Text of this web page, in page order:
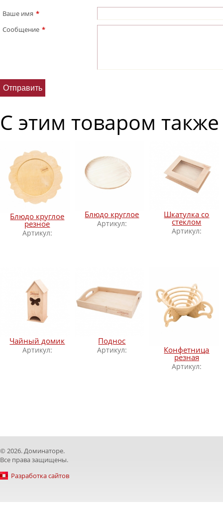
Ваше имя *
Сообщение *
С этим товаром
Блюдо круглое
резное
Артикул:
Блюдо круглое
Артикул:
Шкатулка со
стеклом
Артикул:
Чайный домик
Артикул:
Поднос
Артикул: Конфетница
резная
Артикул:
© 2026. Доминаторе.
Все права защищены.
Разработка сайтов